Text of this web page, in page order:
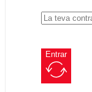
Entrar